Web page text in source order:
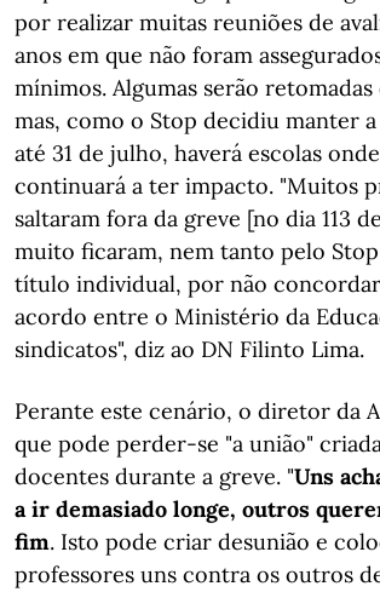
por realizar muitas reuniões de
anos em que não foram
mínimos. Algumas serão retomadas
mas, como o Stop decidiu manter a
até 31 de julho, haverá escolas
continuará a ter impacto. "Muitos
saltaram fora da greve [no dia 113
muito ficaram, nem tanto pelo Stop
título individual, por não
acordo entre o Ministério da
sindicatos", diz ao DN Filinto Lima.
Perante este cenário, o diretor da
que pode perder-se "a união"
docentes durante a greve. "Uns
a ir demasiado longe, outros
fim. Isto pode criar desunião e
professores uns contra os outros